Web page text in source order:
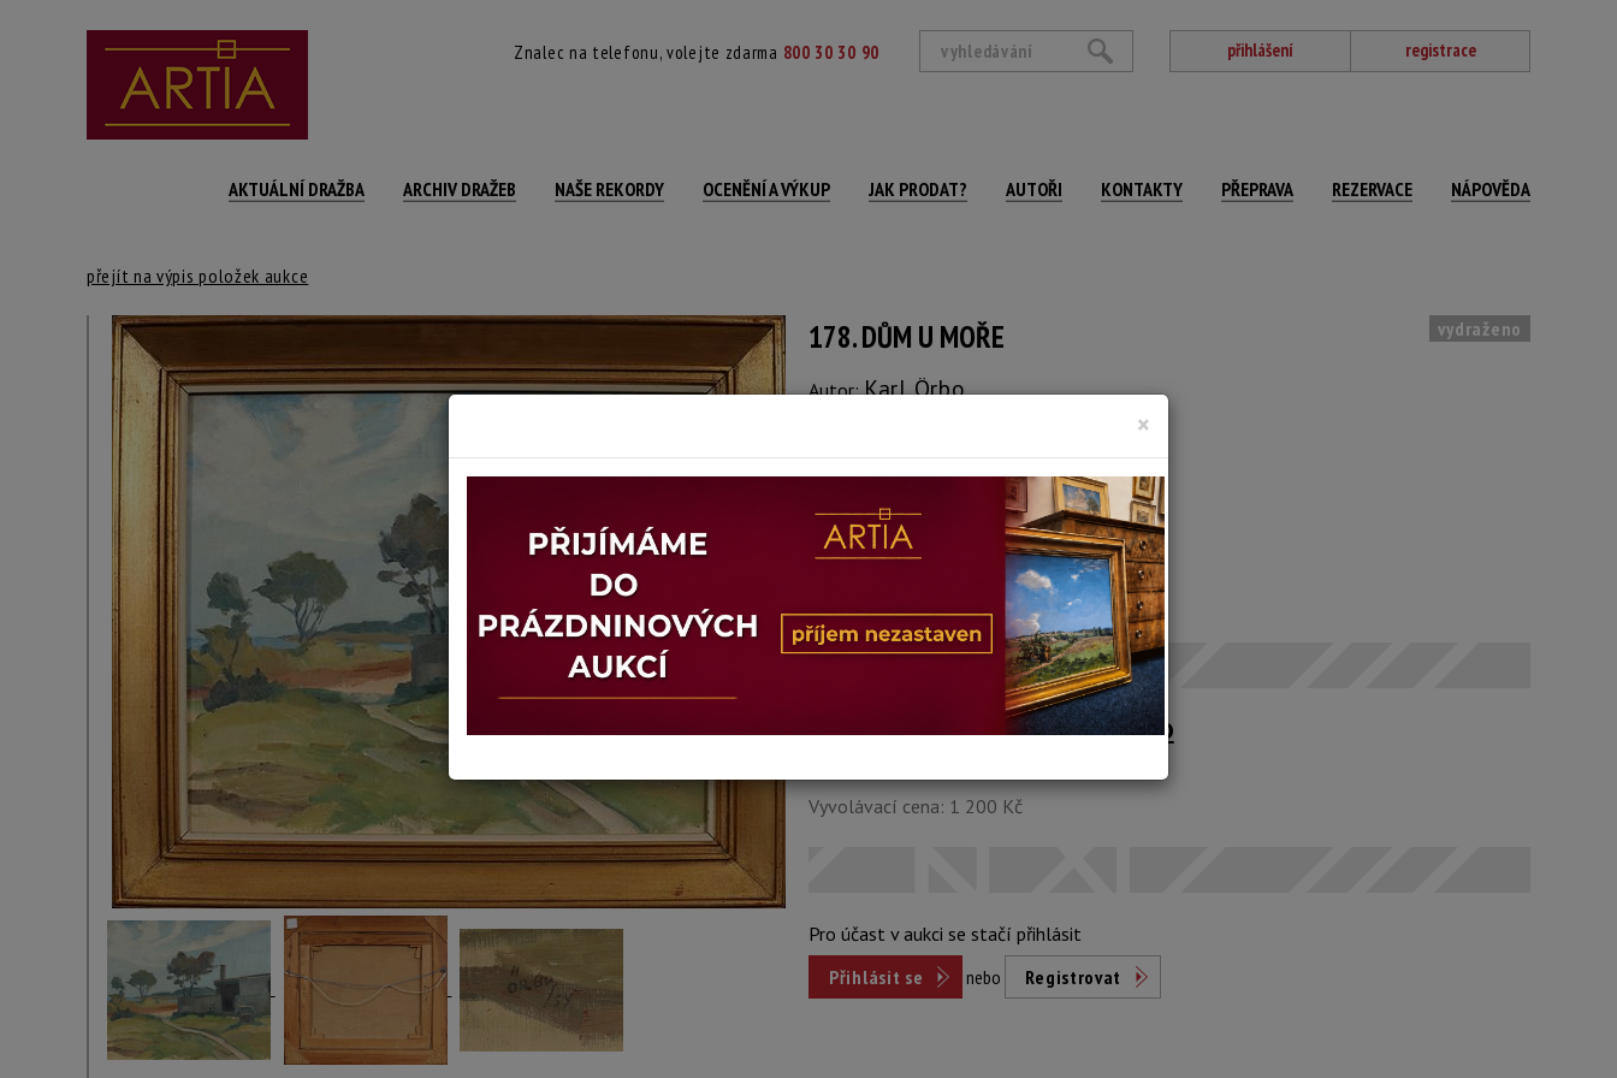
Znalec na telefonu, volejte zdarma 800 30 30 90 přihlášení registrace
AKTUÁLNÍ DRAŽBA ARCHIV DRAŽEB NAŠE REKORDY OCENĚNÍ A VÝKUP JAK PRODAT? AUTOŘI KONTAKTY PŘEPRAVA REZERVACE NÁPOVĚDA
přejít na výpis položek aukce
178. DŮM U MOŘE
Autor:Karl Örbo
vydraženo
Šířka: 55 cm, výška: 46 cm, rámování: 60 x 69 cm
Stav: dobrý
13.09.2022 21:03 SELČ
Dosažená cena:Dostupné po
Vyvolávací cena: 1 200 Kč
Pro účast v aukci se stačí přihlásit
Přihlásit se
nebo Registrovat
×